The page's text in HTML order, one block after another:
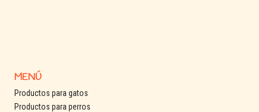
MENÚ
Productos para gatos
Productos para perros